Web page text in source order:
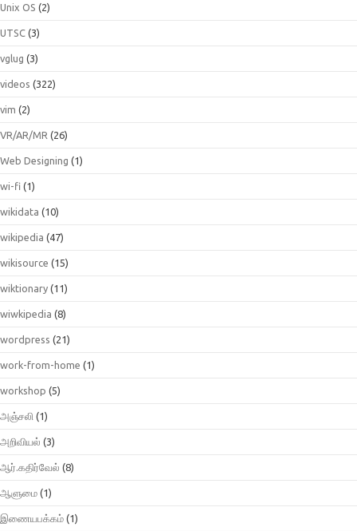
Unix OS (2)
UTSC (3)
vglug (3)
videos (322)
vim (2)
VR/AR/MR (26)
Web Designing (1)
wi-fi (1)
wikidata (10)
wikipedia (47)
wikisource (15)
wiktionary (11)
wiwkipedia (8)
wordpress (21)
work-from-home (1)
workshop (5)
அஞ்சலி (1)
அறிவியல் (3)
ஆர்.கதிர்வேல் (8)
ஆளுமை (1)
இணையபக்கம் (1)